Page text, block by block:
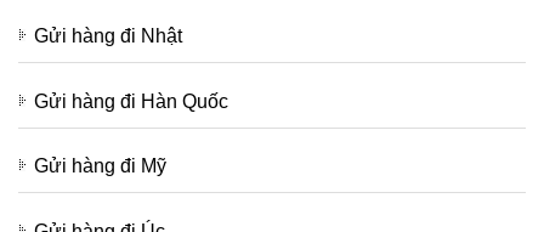
Gửi hàng đi Nhật
Gửi hàng đi Hàn Quốc
Gửi hàng đi Mỹ